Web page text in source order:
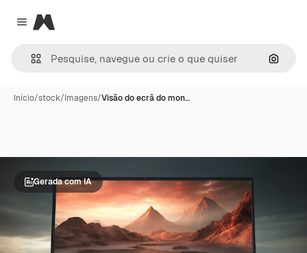
Close menu
Magnific
Início/stock/Imagens/Visão do ecrã do mon…
Gerada com IA